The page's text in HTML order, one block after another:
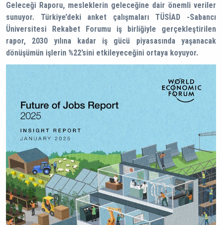
Geleceği Raporu, mesleklerin geleceğine dair önemli veriler
sunuyor. Türkiye’deki anket çalışmaları TÜSİAD -Sabancı
Üniversitesi Rekabet Forumu iş birliğiyle gerçekleştirilen
rapor, 2030 yılına kadar iş gücü piyasasında yaşanacak
dönüşümün işlerin %22’sini etkileyeceğini ortaya koyuyor.